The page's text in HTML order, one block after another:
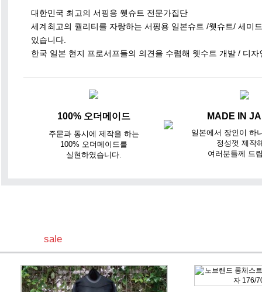
대한민국 최고의 서핑용 웻슈트 전문가집단
세계최고의 퀄리티를 자랑하는 서핑용 일본슈트 /웻슈트/ 세미
있습니다.
한국 일본 현지 프로서프들의 의견을 수렴해 웻수트 개발 / 디
100% 오더메이드
주문과 동시에 제작을 하는
100% 오더메이드를
실현하였습니다.
MADE IN
일본에서 장인이 하
정성껏 제작
여러분들께 드
sale